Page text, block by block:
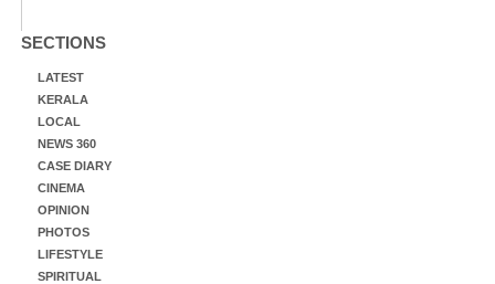
SECTIONS
LATEST
KERALA
LOCAL
NEWS 360
CASE DIARY
CINEMA
OPINION
PHOTOS
LIFESTYLE
SPIRITUAL